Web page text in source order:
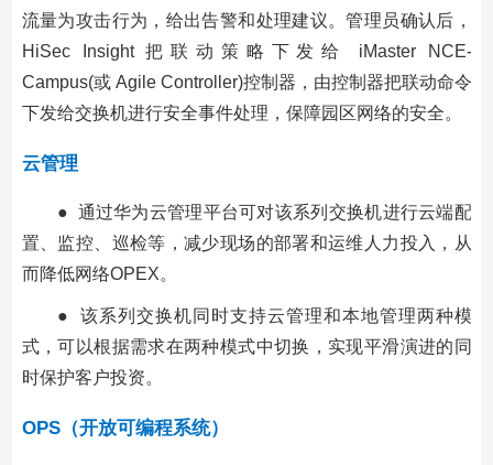
流量为攻击行为，给出告警和处理建议。管理员确认后，
HiSec Insight 把联动策略下发给 iMaster NCE-
Campus(或 Agile Controller)控制器，由控制器把联动命令
下发给交换机进行安全事件处理，保障园区网络的安全。
云管理
● 通过华为云管理平台可对该系列交换机进行云端配
置、监控、巡检等，减少现场的部署和运维人力投入，从
而降低网络OPEX。
● 该系列交换机同时支持云管理和本地管理两种模
式，可以根据需求在两种模式中切换，实现平滑演进的同
时保护客户投资。
OPS（开放可编程系统）